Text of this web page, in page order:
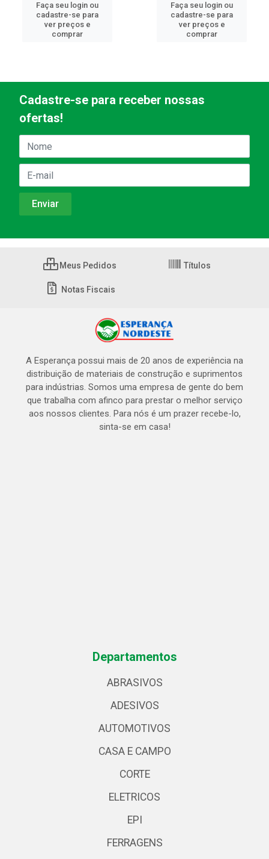
Faça seu login ou
cadastre-se para
ver preços e
comprar
Faça seu login ou
cadastre-se para
ver preços e
comprar
Cadastre-se para receber nossas
ofertas!
Meus Pedidos Títulos
Notas Fiscais
A Esperança possui mais de 20 anos de experiência na
distribuição de materiais de construção e suprimentos
para indústrias. Somos uma empresa de gente do bem
que trabalha com afinco para prestar o melhor serviço
aos nossos clientes. Para nós é um prazer recebe-lo,
sinta-se em casa!
Departamentos
ABRASIVOS
ADESIVOS
AUTOMOTIVOS
CASA E CAMPO
CORTE
ELETRICOS
EPI
FERRAGENS